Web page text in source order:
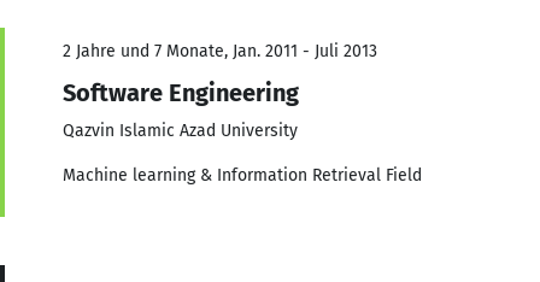
2 Jahre und 7 Monate, Jan. 2011 - Juli 2013
Software Engineering
Qazvin Islamic Azad University
Machine learning & Information Retrieval Field